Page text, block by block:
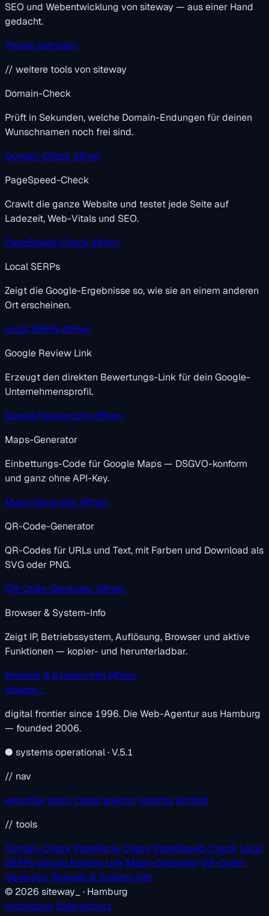
SEO und Webentwicklung von siteway — aus einer Hand
gedacht.
Projekt anfragen
// weitere tools von siteway
Domain-Check
Prüft in Sekunden, welche Domain-Endungen für deinen
Wunschnamen noch frei sind.
Domain-Check öffnen
PageSpeed-Check
Crawlt die ganze Website und testet jede Seite auf
Ladezeit, Web-Vitals und SEO.
PageSpeed-Check öffnen
Local SERPs
Zeigt die Google-Ergebnisse so, wie sie an einem anderen
Ort erscheinen.
Local SERPs öffnen
Google Review Link
Erzeugt den direkten Bewertungs-Link für dein Google-
Unternehmensprofil.
Google Review Link öffnen
Maps-Generator
Einbettungs-Code für Google Maps — DSGVO-konform
und ganz ohne API-Key.
Maps-Generator öffnen
QR-Code-Generator
QR-Codes für URLs und Text, mit Farben und Download als
SVG oder PNG.
QR-Code-Generator öffnen
Browser & System-Info
Zeigt IP, Betriebssystem, Auflösung, Browser und aktive
Funktionen — kopier- und herunterladbar.
Browser & System-Info öffnen
siteway_
digital frontier since 1996. Die Web-Agentur aus Hamburg
— founded 2006.
● systems operational · V.5.1
// nav
expertisestackcasesagentur insights kontakt
// tools
Domain-Check PageRank-Check PageSpeed-Check Local
SERPsGoogle Review Link Maps-GeneratorQR-Code-
Generator Browser & System-Info
© 2026 siteway_· Hamburg
Impressum Datenschutz